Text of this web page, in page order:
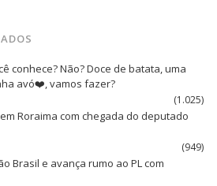
conhece? Não? Doce de batata, uma
avó❤️, vamos fazer?
(1.025)
Roraima com chegada do deputado
(949)
Brasil e avança rumo ao PL com